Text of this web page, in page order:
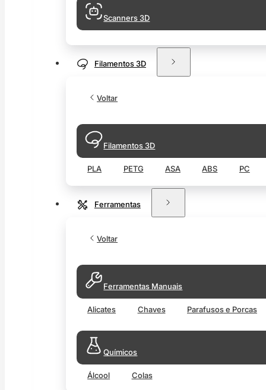
Scanners 3D
Filamentos 3D
Voltar
Filamentos 3D
PLA PETG ASA ABS PC
Ferramentas
Voltar
Ferramentas Manuais
Alicates Chaves Parafusos e Porcas
Químicos
Álcool Colas